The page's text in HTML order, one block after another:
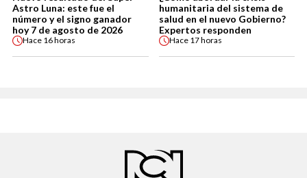
Astro Luna: este fue el
número y el signo ganador
hoy 7 de agosto de 2026
Hace 16 horas
humanitaria del sistema de
salud en el nuevo Gobierno?
Expertos responden
Hace 17 horas